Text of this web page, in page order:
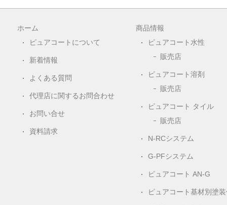
ホーム
ピュアコートについて
新着情報
よくある質問
代理店に関するお問合わせ
お問い合せ
資料請求
商品情報
ピュアコート水性
販売店
ピュアコート溶剤
販売店
ピュアコート タイル
販売店
N-RCシステム
G-PFシステム
ピュアコート AN-G
ピュアコート基材別塗